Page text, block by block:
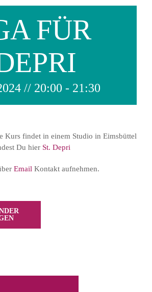
FÜR
// 20:00 - 21:30
Kurs findet in einem Studio in Eimsbüttel
Du hier St. Depri
Email Kontakt aufnehmen.